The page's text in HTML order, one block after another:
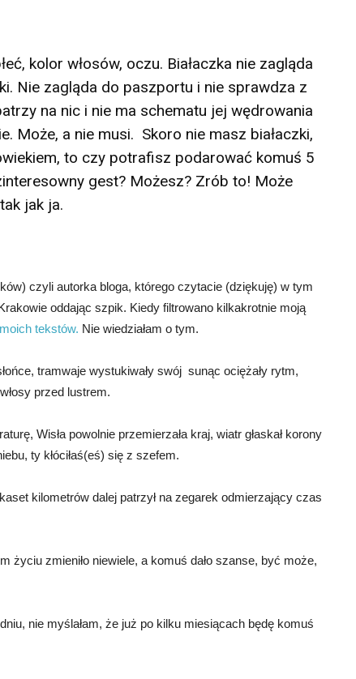
kolor włosów, oczu. Białaczka nie zagląda
Nie zagląda do paszportu i nie sprawdza z
na nic i nie ma schematu jej wędrowania
Może, a nie musi. Skoro nie masz białaczki,
to czy potrafisz podarować komuś 5
gest? Możesz? Zrób to! Może
jak ja.
czyli autorka bloga, którego czytacie (dziękuję) w tym
oddając szpik. Kiedy filtrowano kilkakrotnie moją
moich tekstów. Nie wiedziałam o tym.
tramwaje wystukiwały swój sunąc ociężały rytm,
przed lustrem.
Wisła powolnie przemierzała kraj, wiatr głaskał korony
ty kłóciłaś(eś) się z szefem.
kilometrów dalej patrzył na zegarek odmierzający czas
życiu zmieniło niewiele, a komuś dało szanse, być może,
nie myślałam, że już po kilku miesiącach będę komuś